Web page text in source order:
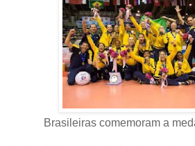
Brasileiras comemoram a